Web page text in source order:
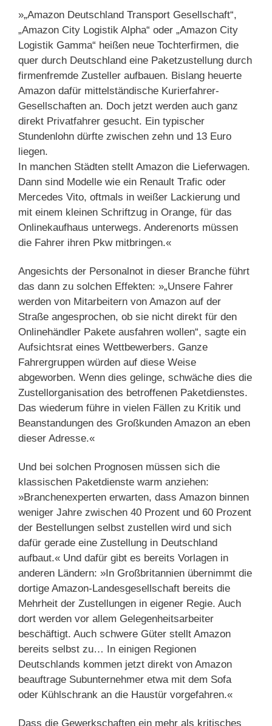
»„Amazon Deutschland Transport Gesellschaft“,
„Amazon City Logistik Alpha“ oder „Amazon City
Logistik Gamma“ heißen neue Tochterfirmen, die
quer durch Deutschland eine Paketzustellung durch
firmenfremde Zusteller aufbauen. Bislang heuerte
Amazon dafür mittelständische Kurierfahrer-
Gesellschaften an. Doch jetzt werden auch ganz
direkt Privatfahrer gesucht. Ein typischer
Stundenlohn dürfte zwischen zehn und 13 Euro
liegen.
In manchen Städten stellt Amazon die Lieferwagen.
Dann sind Modelle wie ein Renault Trafic oder
Mercedes Vito, oftmals in weißer Lackierung und
mit einem kleinen Schriftzug in Orange, für das
Onlinekaufhaus unterwegs. Anderenorts müssen
die Fahrer ihren Pkw mitbringen.«
Angesichts der Personalnot in dieser Branche führt
das dann zu solchen Effekten: »„Unsere Fahrer
werden von Mitarbeitern von Amazon auf der
Straße angesprochen, ob sie nicht direkt für den
Onlinehändler Pakete ausfahren wollen“, sagte ein
Aufsichtsrat eines Wettbewerbers. Ganze
Fahrergruppen würden auf diese Weise
abgeworben. Wenn dies gelinge, schwäche dies die
Zustellorganisation des betroffenen Paketdienstes.
Das wiederum führe in vielen Fällen zu Kritik und
Beanstandungen des Großkunden Amazon an eben
dieser Adresse.«
Und bei solchen Prognosen müssen sich die
klassischen Paketdienste warm anziehen:
»Branchenexperten erwarten, dass Amazon binnen
weniger Jahre zwischen 40 Prozent und 60 Prozent
der Bestellungen selbst zustellen wird und sich
dafür gerade eine Zustellung in Deutschland
aufbaut.« Und dafür gibt es bereits Vorlagen in
anderen Ländern: »In Großbritannien übernimmt die
dortige Amazon-Landesgesellschaft bereits die
Mehrheit der Zustellungen in eigener Regie. Auch
dort werden vor allem Gelegenheitsarbeiter
beschäftigt. Auch schwere Güter stellt Amazon
bereits selbst zu… In einigen Regionen
Deutschlands kommen jetzt direkt von Amazon
beauftrage Subunternehmer etwa mit dem Sofa
oder Kühlschrank an die Haustür vorgefahren.«
Dass die Gewerkschaften ein mehr als kritisches